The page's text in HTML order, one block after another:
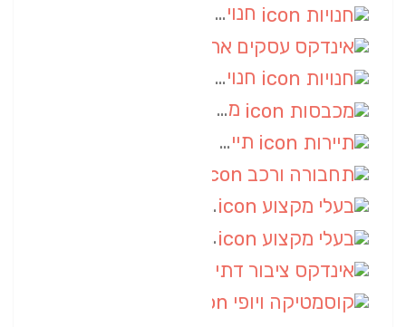
חנויות
חנויות
מכבסות
תיירות